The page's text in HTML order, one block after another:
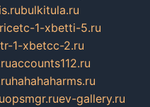
bulkitula.ru
1-xbetti-5.ru
1-xbetcc-2.ru
accounts112.ru
hahahaharms.ru
opsmgr.ruev-gallery.ru